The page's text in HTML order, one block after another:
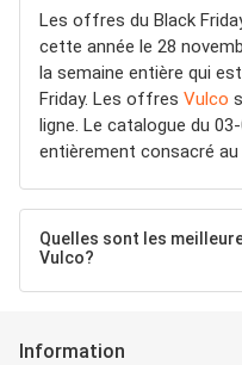
Les offres du Black
cette année le 28
la semaine entière qui
Friday. Les offres Vulco
ligne. Le catalogue du
entièrement consacré au
Quelles sont les
Vulco?
Information